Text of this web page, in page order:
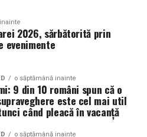
reale de trafic,
la evenimentele din
vremea poate fi imprevizibila,
includ atat zone urbane,
O masina pregatita
2026, sărbătorită prin
evenimente
o săptămână inainte
9 din 10 români spun că o
este cel mai util
când pleacă în vacanță
o săptămână inainte